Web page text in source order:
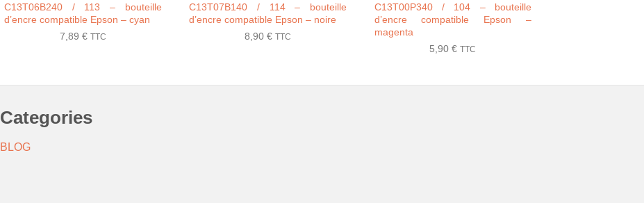
C13T06B240 / 113 – bouteille
d’encre compatible Epson – cyan
7,89 € TTC
C13T07B140 / 114 – bouteille
d’encre compatible Epson – noire
8,90€ TTC
C13T00P340 / 104 – bouteille
d’encre compatible Epson –
magenta
5,90€ TTC
Categories
BLOG